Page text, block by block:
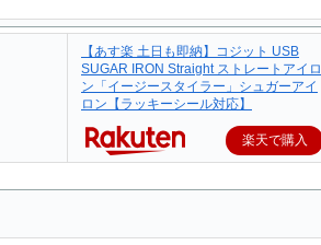
【あす楽 土日も即納】コジット USB
SUGAR IRON Straight ストレートアイロ
ン「イージースタイラー」シュガーアイ
ロン【ラッキーシール対応】
楽天で購入